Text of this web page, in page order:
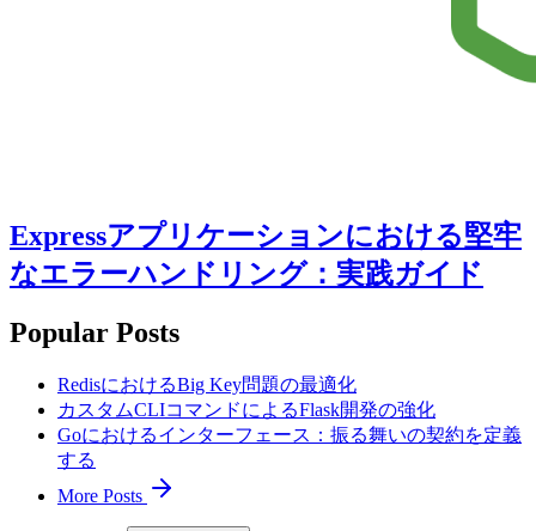
Expressアプリケーションにおける堅牢
なエラーハンドリング：実践ガイド
Popular Posts
RedisにおけるBig Key問題の最適化
カスタムCLIコマンドによるFlask開発の強化
Goにおけるインターフェース：振る舞いの契約を定義
する
More Posts